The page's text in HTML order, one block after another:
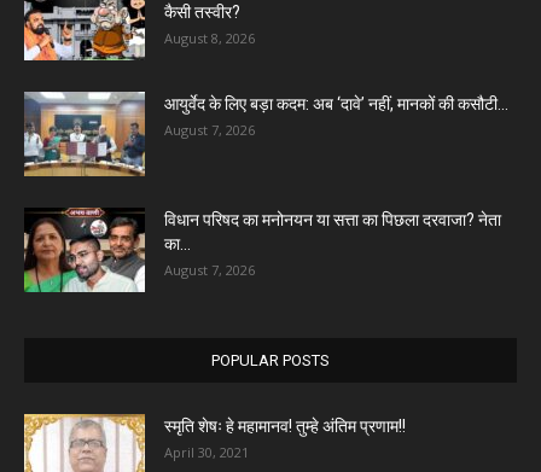
कैसी तस्वीर?
August 8, 2026
आयुर्वेद के लिए बड़ा कदम: अब ‘दावे’ नहीं, मानकों की कसौटी...
August 7, 2026
विधान परिषद का मनोनयन या सत्ता का पिछला दरवाजा? नेता
का...
August 7, 2026
POPULAR POSTS
स्मृति शेषः हे महामानव! तुम्हे अंतिम प्रणाम!!
April 30, 2021